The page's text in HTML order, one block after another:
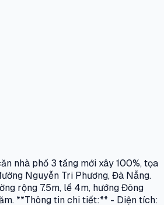
nhà phố 3 tầng mới xây 100%, tọa
Nguyễn Tri Phương, Đà Nẵng.
rộng 7.5m, lề 4m, hướng Đông
**Thông tin chi tiết:** - Diện tích: